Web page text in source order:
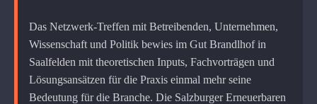
Das Netzwerk-Treffen mit Betreibenden, Unternehmen,
Wissenschaft und Politik bewies im Gut Brandlhof in
Saalfelden mit theoretischen Inputs, Fachvorträgen und
Lösungsansätzen für die Praxis einmal mehr seine
Bedeutung für die Branche. Die Salzburger Erneuerbaren